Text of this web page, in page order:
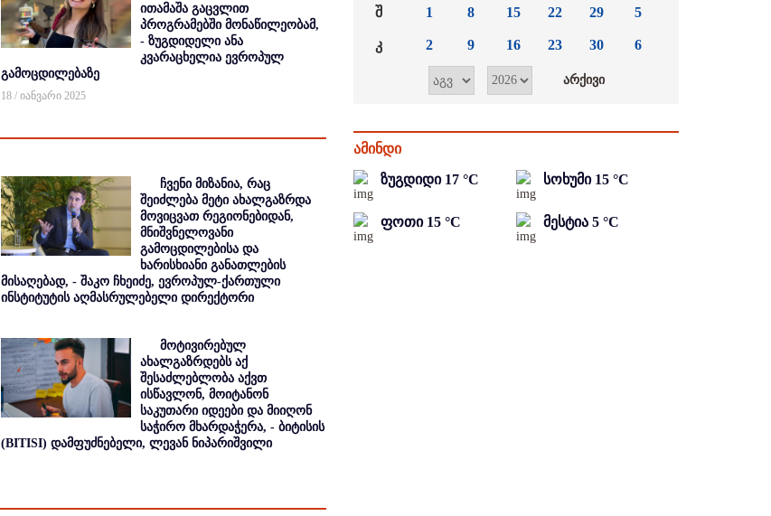
ითამაშა გაცვლით
პროგრამებში მონაწილეობამ,
- ზუგდიდელი ანა
კვარაცხელია ევროპულ
გამოცდილებაზე
18 / იანვარი 2025
ჩვენი მიზანია, რაც
შეიძლება მეტი ახალგაზრდა
მოვიცვათ რეგიონებიდან,
მნიშვნელოვანი
გამოცდილებისა და
ხარისხიანი განათლების
მისაღებად, - შაკო ჩხეიძე, ევროპულ-ქართული
ინსტიტუტის აღმასრულებელი დირექტორი
მოტივირებულ
ახალგაზრდებს აქ
შესაძლებლობა აქვთ
ისწავლონ, მოიტანონ
საკუთარი იდეები და მიიღონ
საჭირო მხარდაჭერა, - ბიტისის
(BITISI) დამფუძნებელი, ლევან ნიპარიშვილი
შ
კ
1
2
8
9
15
16
22
23
29
30
5
6
ამინდი
ზუგდიდი 17 °C სოხუმი 15 °C
ფოთი 15 °C მესტია 5 °C